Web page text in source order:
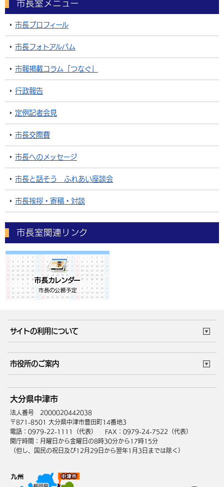
市長室メニュー
市長プロフィール
市長フォトアルバム
市報掲載コラム「つなぐ」
行政報告
定例記者会見
市長交際費
市長へのメッセージ
市長と話そう ふれあい座談会
市長挨拶・寄稿・対談
市長室関連リンク
サイトの利用について
サイトマップ
市役所のご案内
庁舎地図 組織案内
中津市へのアクセス
大分県中津市
法人番号 2000020442038
〒871-8501 大分県中津市豊田町14番地3
電話：0979-22-1111（代表）
FAX：0979-24-7522（代表）
開庁時間：月曜日から金曜日の8時30分から17時15分
（但し、国民の祝日及び12月29日から翌年1月3日までは除く）